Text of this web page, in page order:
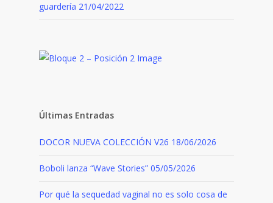
guardería 21/04/2022
Últimas Entradas
DOCOR NUEVA COLECCIÓN V26 18/06/2026
Boboli lanza “Wave Stories” 05/05/2026
Por qué la sequedad vaginal no es solo cosa de